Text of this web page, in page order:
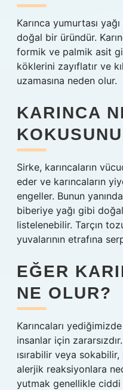
Karınca yumurtası
doğal bir üründür.
formik ve palmik asit
köklerini zayıflatır ve
uzamasına neden olur.
KARINCA
Sirke, karıncaların
eder ve karıncaların
engeller. Bunun
biberiye yağı gibi
listelenebilir. Tarçın
yuvalarının etrafına
EĞER
NE OLUR?
Karıncaları
insanlar için
ısırabilir veya
alerjik reaksiyonlara
yutmak genellikle ciddi